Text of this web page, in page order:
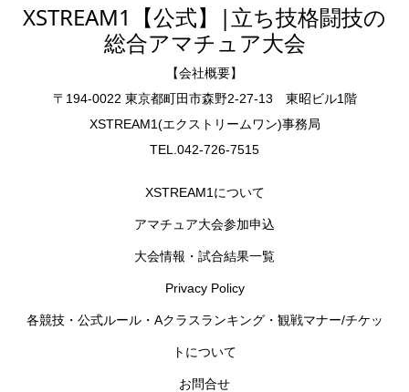
XSTREAM1【公式】|立ち技格闘技の
総合アマチュア大会
【会社概要】
〒194-0022 東京都町田市森野2-27-13 東昭ビル1階
XSTREAM1(エクストリームワン)事務局
TEL.042-726-7515
XSTREAM1について
アマチュア大会参加申込
大会情報・試合結果一覧
Privacy Policy
各競技・公式ルール・Aクラスランキング・観戦マナー/チケッ
トについて
お問合せ